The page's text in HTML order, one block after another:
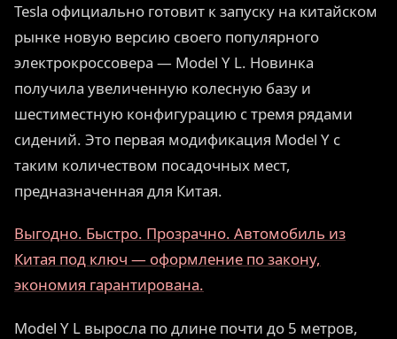
Tesla официально готовит к запуску на китайском
рынке новую версию своего популярного
электрокроссовера — Model Y L. Новинка
получила увеличенную колесную базу и
шестиместную конфигурацию с тремя рядами
сидений. Это первая модификация Model Y с
таким количеством посадочных мест,
предназначенная для Китая.
Выгодно. Быстро. Прозрачно. Автомобиль из
Китая под ключ — оформление по закону,
экономия гарантирована.
Model Y L выросла по длине почти до 5 метров,